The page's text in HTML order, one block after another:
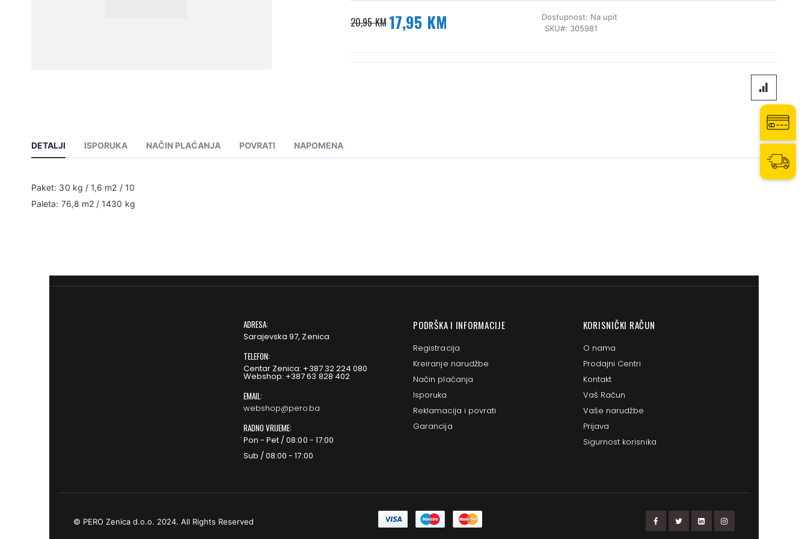
20,95 KM Posebna
cijena
17,95 KM Dostupnost: Na upit
SKU
305981
DETALJI
Paket: 30 kg / 1,6 m2 / 10
Paleta: 76,8 m2 / 1430 kg
ISPORUKA NAČIN PLAĆANJA POVRATI NAPOMENA
ADRESA:
Sarajevska 97, Zenica
TELEFON:
Centar Zenica: +387 32 224 080
Webshop: +387 63 828 402
EMAIL:
webshop@pero.ba
RADNO VRIJEME:
Pon - Pet / 08:00 - 17:00
Sub / 08:00 - 17:00
PODRŠKA I INFORMACIJE
Registracija
Kreiranje narudžbe
Način plaćanja
Isporuka
Reklamacija i povrati
Garancija
KORISNIČKI RAČUN
O nama
Prodajni Centri
Kontakt
Vaš Račun
Vaše narudžbe
Prijava
Sigurnost korisnika
© PERO Zenica d.o.o. 2024. All Rights Reserved